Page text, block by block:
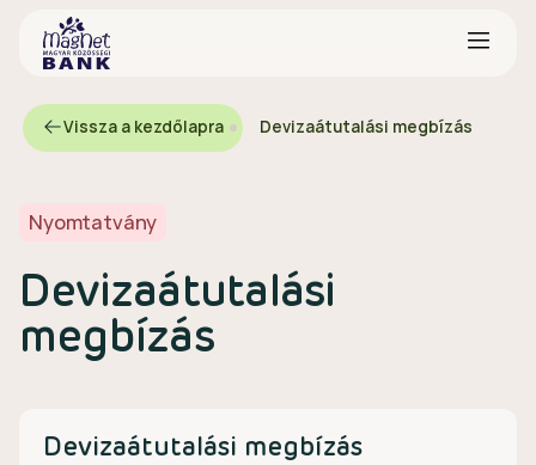
Vissza a kezdőlapra Devizaátutalási megbízás
Nyomtatvány
Devizaátutalási
megbízás
Devizaátutalási megbízás